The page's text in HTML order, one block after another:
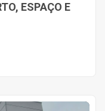
ESPAÇO E